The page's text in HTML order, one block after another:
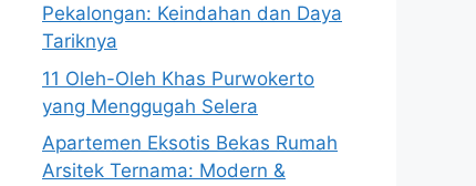
Pekalongan: Keindahan dan Daya
Tariknya
11 Oleh-Oleh Khas Purwokerto
yang Menggugah Selera
Apartemen Eksotis Bekas Rumah
Arsitek Ternama: Modern &